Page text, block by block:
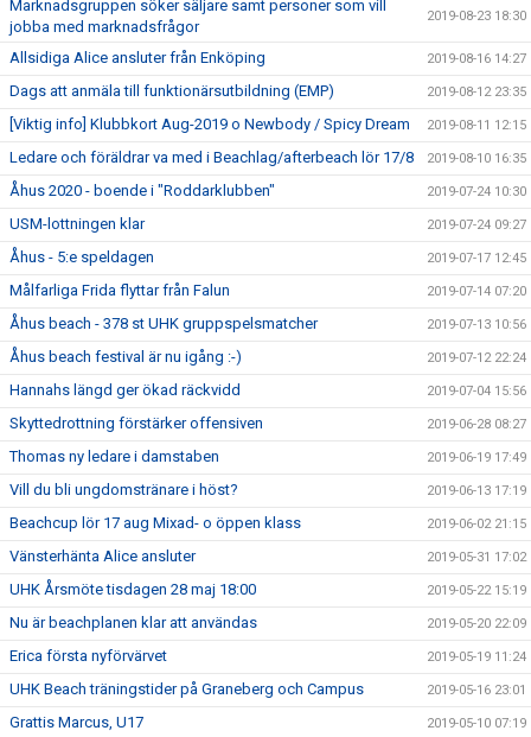
Marknadsgruppen söker säljare samt personer som vill
jobba med marknadsfrågor
2019-08-23 18:30
Allsidiga Alice ansluter från Enköping 2019-08-16 14:27
Dags att anmäla till funktionärsutbildning (EMP) 2019-08-12 23:35
[Viktig info] Klubbkort Aug-2019 o Newbody / Spicy Dream 2019-08-11 12:15
Ledare och föräldrar va med i Beachlag/afterbeach lör 17/8 2019-08-10 16:35
Åhus 2020 - boende i "Roddarklubben" 2019-07-24 10:30
USM-lottningen klar 2019-07-24 09:27
Åhus - 5:e speldagen 2019-07-17 12:45
Målfarliga Frida flyttar från Falun 2019-07-14 07:20
Åhus beach - 378 st UHK gruppspelsmatcher 2019-07-13 10:56
Åhus beach festival är nu igång :-) 2019-07-12 22:24
Hannahs längd ger ökad räckvidd 2019-07-04 15:56
Skyttedrottning förstärker offensiven 2019-06-28 08:27
Thomas ny ledare i damstaben 2019-06-19 17:49
Vill du bli ungdomstränare i höst? 2019-06-13 17:19
Beachcup lör 17 aug Mixad- o öppen klass 2019-06-02 21:15
Vänsterhänta Alice ansluter 2019-05-31 17:02
UHK Årsmöte tisdagen 28 maj 18:00 2019-05-22 15:19
Nu är beachplanen klar att användas 2019-05-20 22:09
Erica första nyförvärvet 2019-05-19 11:24
UHK Beach träningstider på Graneberg och Campus 2019-05-16 23:01
Grattis Marcus, U17 2019-05-10 07:19